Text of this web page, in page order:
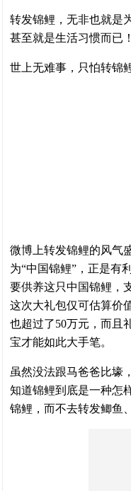
转发锦鲤，无非也就是
甚至就是生活习惯而已
世上无难事，只怕转锦鲤
微博上转发锦鲤的风气
为“中国锦鲤”，正是有
要供养这只中国锦鲤，
这次大礼包仅可估算价
也超过了50万元，而且
宝才能如此大手笔。
虽然没法跟马爸爸比壕
知道锦鲤到底是一种怎
锦鲤，而不去转发鲫鱼